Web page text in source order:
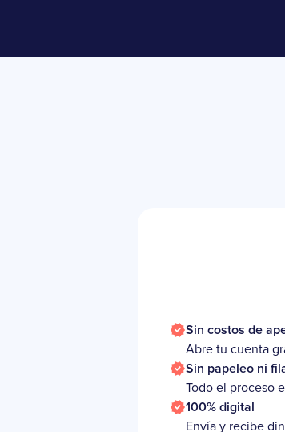
Sin costos de
Abre tu cuenta
Sin papeleo ni
Todo el proceso
100% digital
Envía y recibe